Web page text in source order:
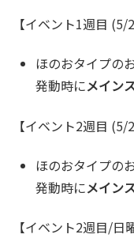
【イベント1週目 (5/
ほのおタイプの
発動時にメイン
【イベント2週目 (5/
ほのおタイプの
発動時にメイン
【イベント2週目/日